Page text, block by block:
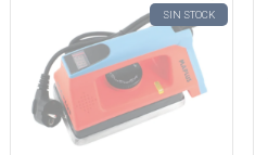
SIN STOCK